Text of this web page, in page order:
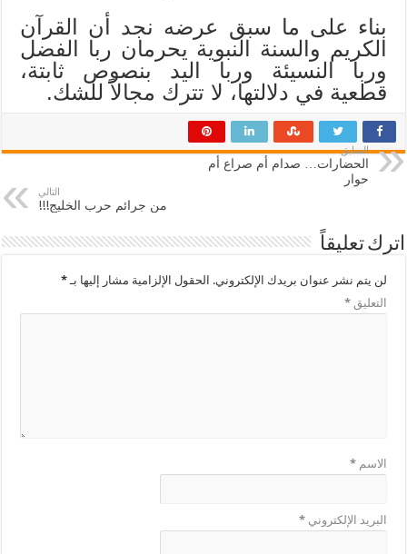
بناء على ما سبق عرضه نجد أن القرآن
الكريم والسنة النبوية يحرمان ربا الفضل
وربا النسيئة وربا اليد بنصوص ثابتة،
قطعية في دلالتها، لا تترك مجالاً للشك.
السابق
الحضارات… صدام أم صراع أم
حوار
التالي
من جرائم حرب الخليج!!!
اترك تعليقاً
لن يتم نشر عنوان بريدك الإلكتروني. الحقول الإلزامية مشار إليها بـ*
التعليق*
الاسم*
البريد الإلكتروني*